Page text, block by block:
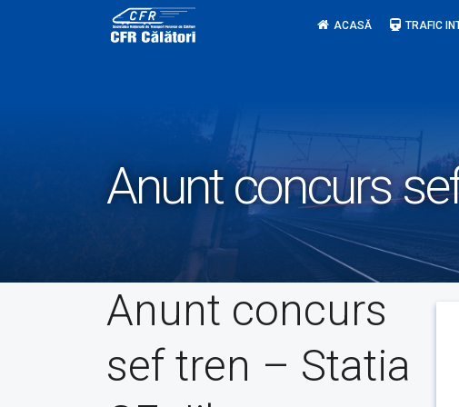
ACASĂ TRAFIC
Anunt concurs
Anunt concurs
sef tren – Statia